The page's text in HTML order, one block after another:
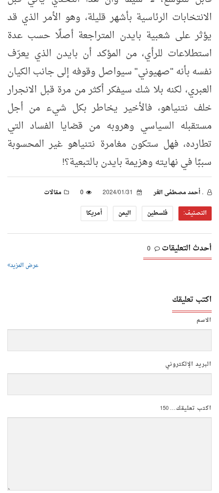
الانتخابات الرئاسية بأشهر قليلة، وهو الأمر الذي قد
يؤثر على شعبية بايدن المتراجعة أصلًا حسب عدة
استطلاعات للرأي، من المؤكد أن بايدن الذي يعرّف
نفسه بأنه "صهيوني" سيواصل وقوفه إلى جانب الكيان
العبري، لكنه بلا شك سيفكر أكثر من مرة قبل الانجرار
خلف نتنياهو، فالأخير يخاطر بكل شيء من أجل
مستقبله السياسي وهروبه من قضايا الفساد التي
تطارده، فهل ستكون مغامرة نتنياهو غير المحسوبة
سببًا في نهايته وهزيمة بايدن بالتبعية؟!
. أحمد مصطفى الغر 0
مقالات
التصنيف:
فلسطين اليمن أمريكا
أحدث التعليقات 0
عرض المزيد
اكتب تعليقك
الاسم
البريد الإلكتروني
اكتب تعليقك...150